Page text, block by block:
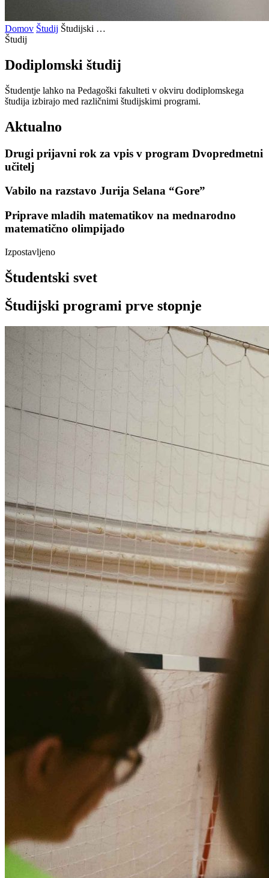
Domov Študij Študijski …
Študij
Dodiplomski študij
Študentje lahko na Pedagoški fakulteti v okviru dodiplomskega
študija izbirajo med različnimi študijskimi programi.
Aktualno
Drugi prijavni rok za vpis v program Dvopredmetni
učitelj
Vabilo na razstavo Jurija Selana “Gore”
Priprave mladih matematikov na mednarodno
matematično olimpijado
Izpostavljeno
Študentski svet
Študijski programi prve stopnje